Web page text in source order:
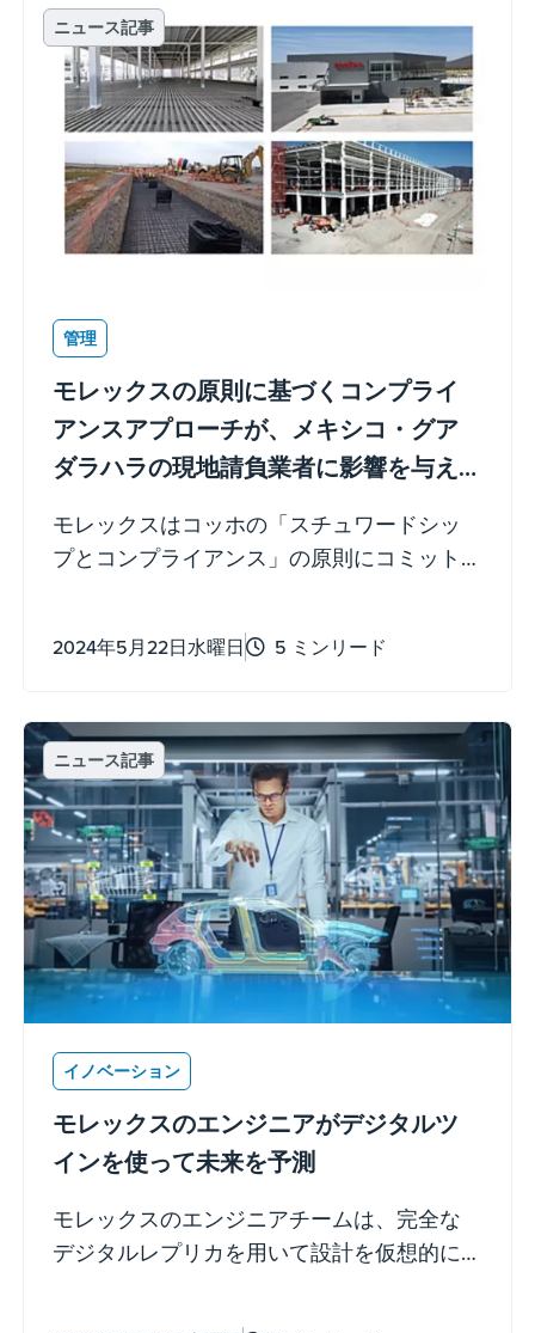
ニュース記事
管理
モレックスの原則に基づくコンプライ
アンスアプローチが、メキシコ・グア
ダラハラの現地請負業者に影響を与え
ています
モレックスはコッホの「スチュワードシッ
プとコンプライアンス」の原則にコミット
た請負業者との相互に有益な関係を築くの
2024年5月22日水曜日 5 ミンリード
ニュース記事
イノベーション
モレックスのエンジニアがデジタルツ
インを使って未来を予測
モレックスのエンジニアチームは、完全な
デジタルレプリカを用いて設計を仮想的に